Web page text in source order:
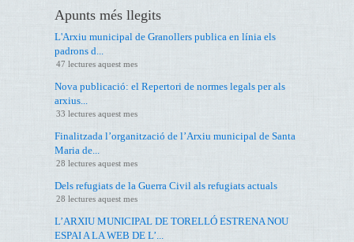
Apunts més llegits
L'Arxiu municipal de Granollers publica en línia els
padrons d...
47 lectures aquest mes
Nova publicació: el Repertori de normes legals per als
arxius...
33 lectures aquest mes
Finalitzada l’organització de l’Arxiu municipal de Santa
Maria de...
28 lectures aquest mes
Dels refugiats de la Guerra Civil als refugiats actuals
28 lectures aquest mes
L’ARXIU MUNICIPAL DE TORELLÓ ESTRENA NOU
ESPAI A LA WEB DE L’...